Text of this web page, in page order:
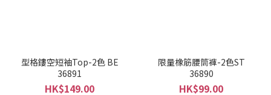
型格鏤空短袖Top-2色 BE
36891
HK$149.00
限量橡筋腰筒褲-2色ST
36890
HK$99.00